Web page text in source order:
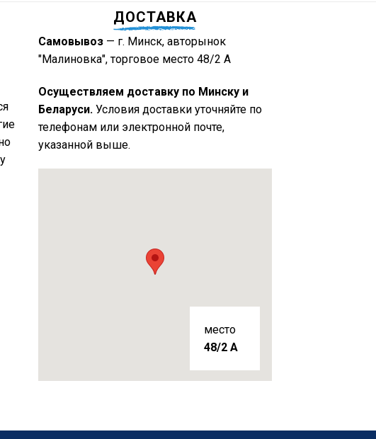
ДОСТАВКА
Самовывоз— г. Минск, авторынок
"Малиновка", торговое место 48/2 А
Осуществляем доставку по Минску и
Беларуси.Условия доставки уточняйте по
телефонам или электронной почте,
указанной выше.
место
48/2 A